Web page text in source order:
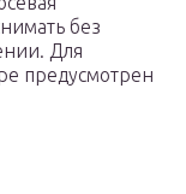
без
Для
предусмотрен